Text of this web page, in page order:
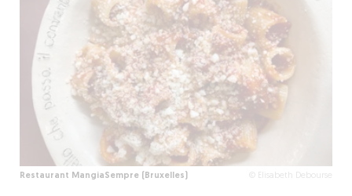
Restaurant MangiaSempre (Bruxelles) © Elisabeth Debourse